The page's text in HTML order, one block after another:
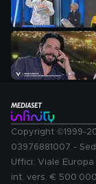
Copyright ©1999-
03976881007 -
Uffici: Viale
int. vers. €